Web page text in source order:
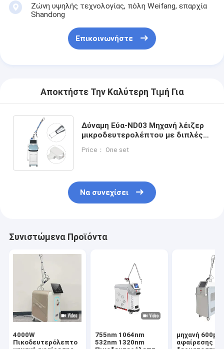
Ζώνη υψηλής τεχνολογίας, πόλη Weifang, επαρχία
Shandong
Επικοινωνήστε
Αποκτήστε Την Καλύτερη Τιμή Για
Δύναμη Εύα-ND03 Μηχανή λέιζερ
μικροδευτερολέπτου με διπλές
85KG Καθαρό βάρος
Price： One set
Να συνεχίσει
Συνιστώμενα Προϊόντα
4000W
Πικοδευτερόλεπτο
755nm 1064nm
532nm 1320nm
μηχανή 600ps
αφαίρεσης